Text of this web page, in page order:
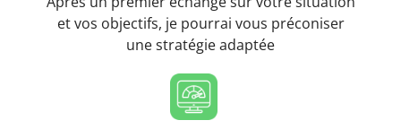
et vos objectifs, je pourrai vous préconiser
une stratégie adaptée